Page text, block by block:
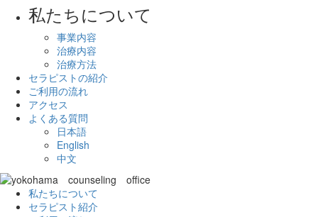
私たちについて
事業内容
治療内容
治療方法
セラピストの紹介
ご利用の流れ
アクセス
よくある質問
日本語
English
中文
私たちについて
セラピスト紹介